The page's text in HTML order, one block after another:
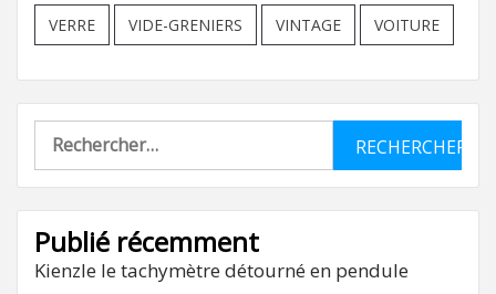
VERRE VIDE-GRENIERS VINTAGE VOITURE
Rechercher :
Publié récemment
Kienzle le tachymètre détourné en pendule